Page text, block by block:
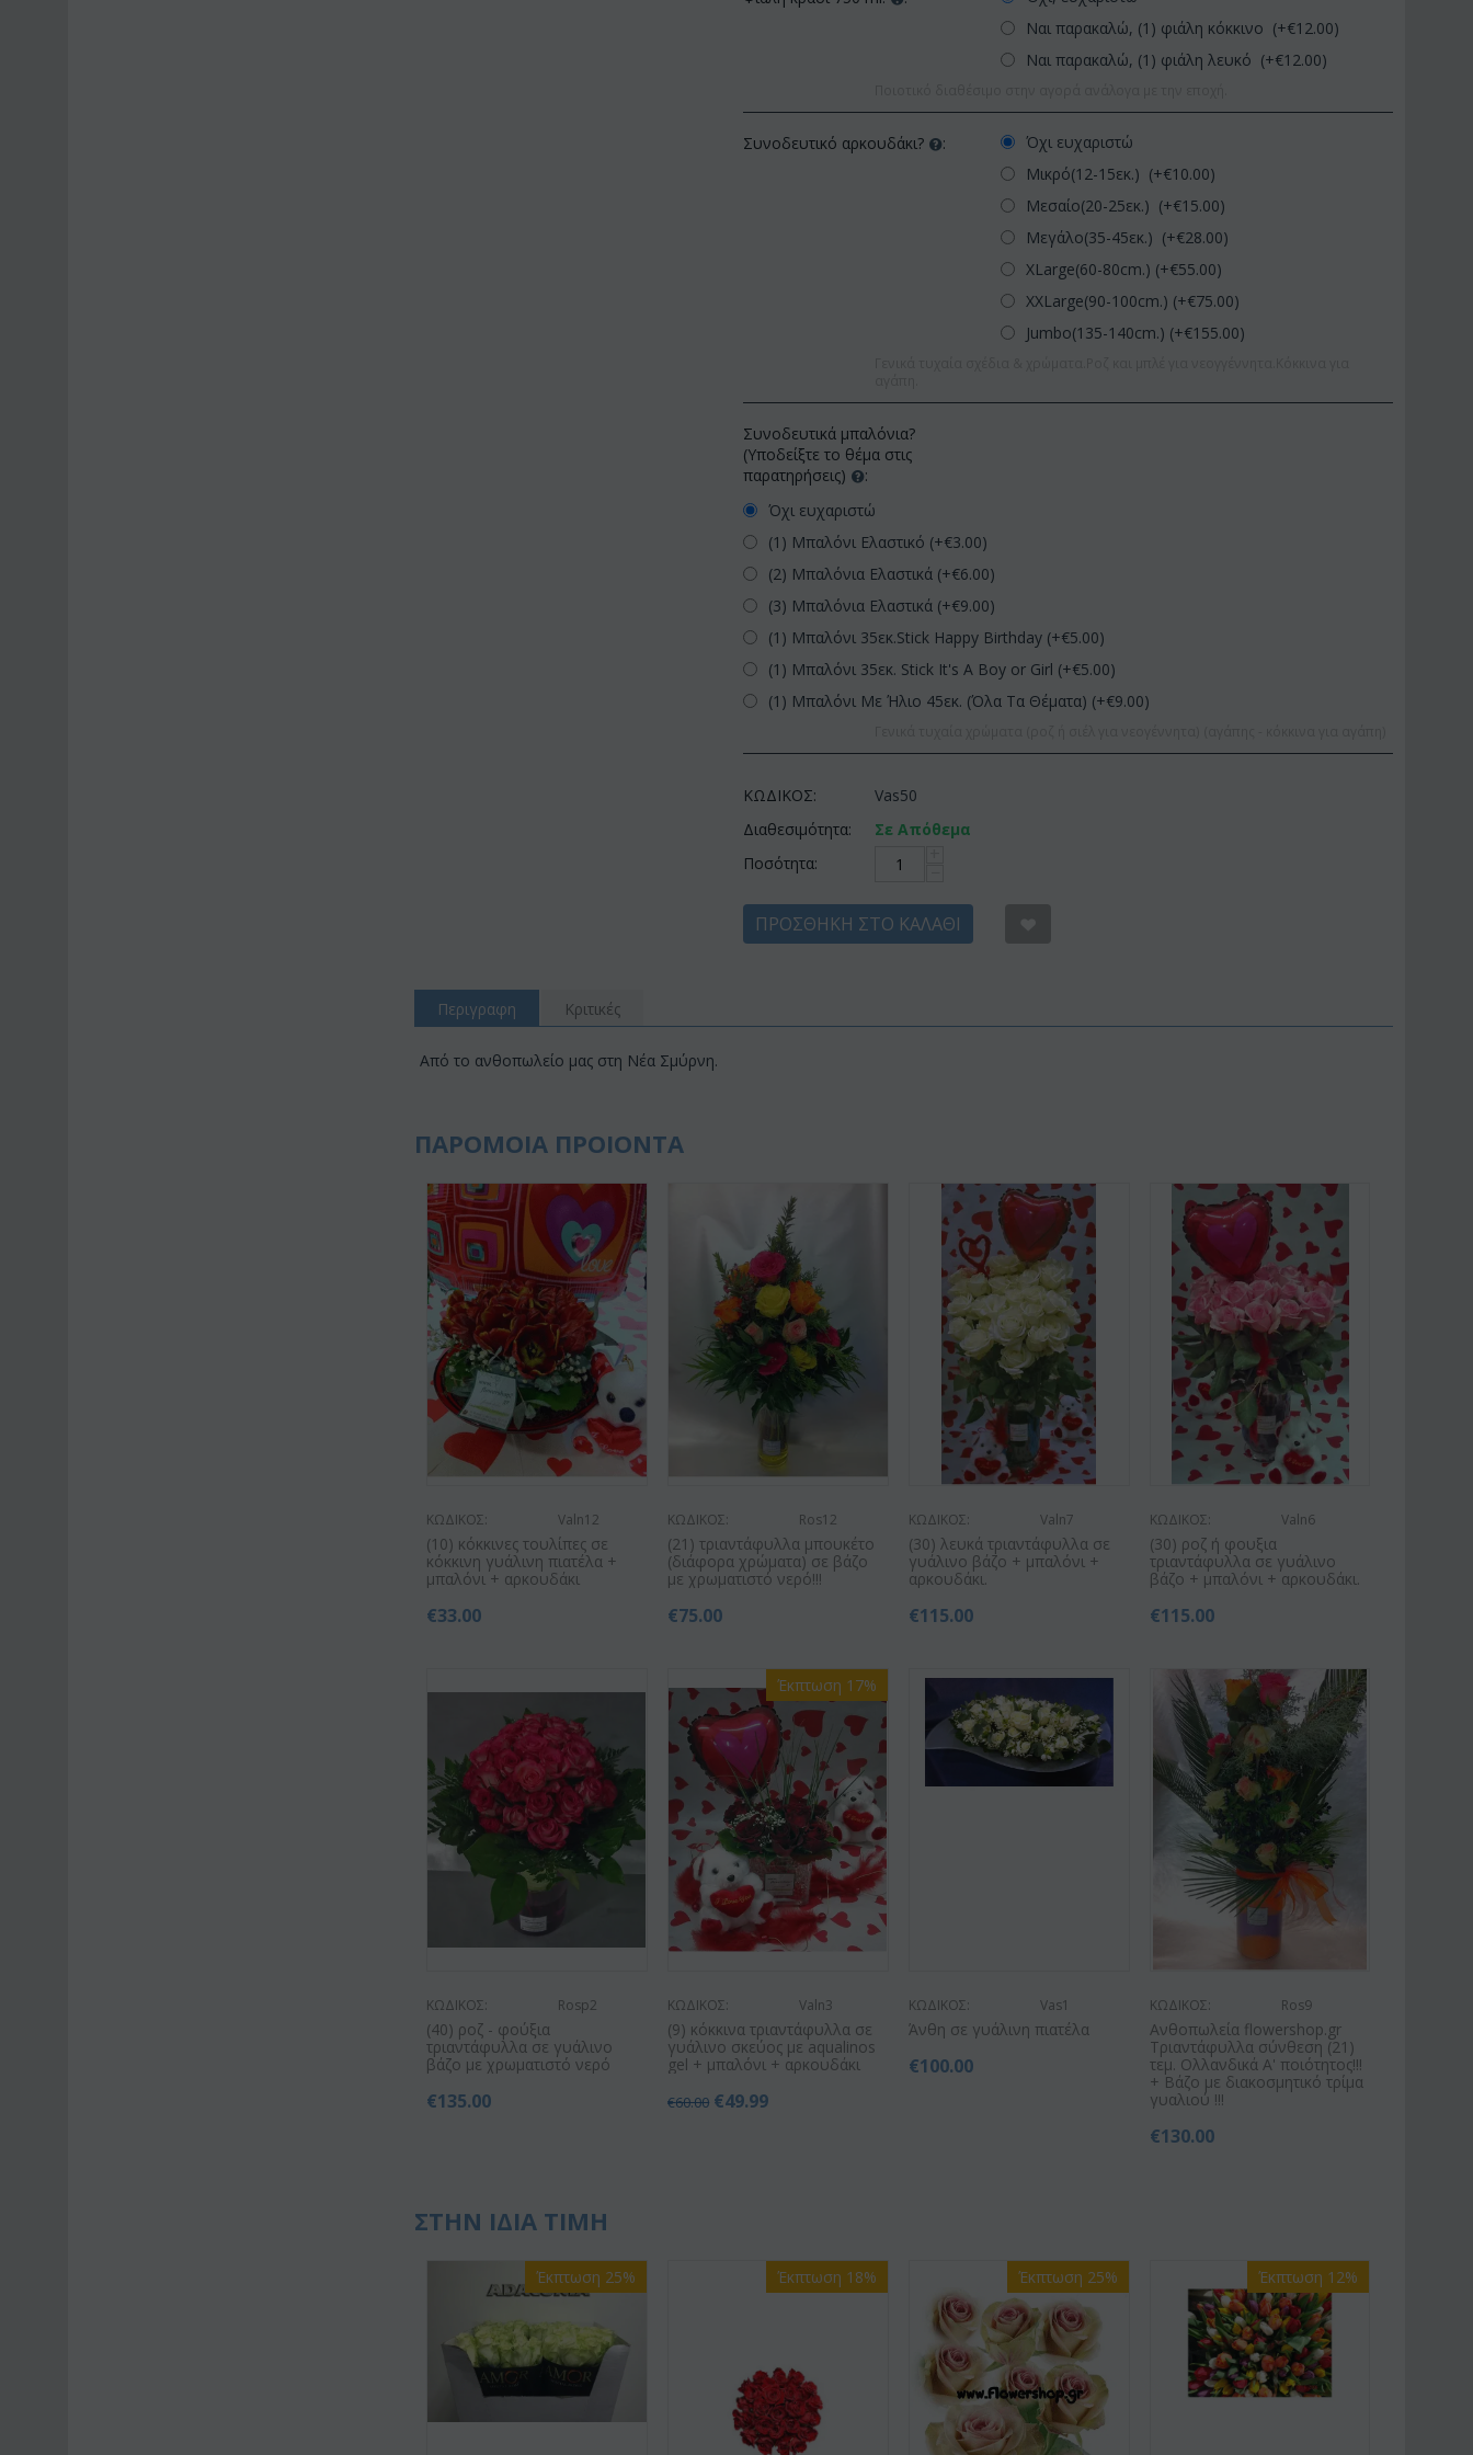
Ναι παρακαλώ, (1) φιάλη κόκκινο (+€12.00)
Ναι παρακαλώ, (1) φιάλη λευκό (+€12.00)
Συνοδευτικό αρκουδάκι? :
Όχι ευχαριστώ
Μικρό(12-15εκ.) (+€10.00)
Μεσαίο(20-25εκ.) (+€15.00)
Μεγάλο(35-45εκ.) (+€28.00)
XLarge(60-80cm.) (+€55.00)
XXLarge(90-100cm.) (+€75.00)
Jumbo(135-140cm.) (+€155.00)
Συνοδευτικά μπαλόνια?
(Υποδείξτε το θέμα στις
παρατηρήσεις)
:
Όχι ευχαριστώ
(1) Μπαλόνι Ελαστικό (+€3.00)
(2) Μπαλόνια Ελαστικά (+€6.00)
(3) Μπαλόνια Ελαστικά (+€9.00)
(1) Μπαλόνι 35εκ.Stick Happy Birthday (+€5.00)
(1) Μπαλόνι 35εκ. Stick It's A Boy or Girl (+€5.00)
(1) Μπαλόνι Με Ήλιο 45εκ. (Όλα Τα Θέματα) (+€9.00)
ΚΩΔΙΚΟΣ:
Vas50
Διαθεσιμότητα:
Σε Απόθεμα
Ποσότητα:
ΠΡΟΣΘΉΚΗ ΣΤΟ ΚΑΛΆΘΙ
Περιγραφη Κριτικές
Από το ανθοπωλείο μας στη Νέα Σμύρνη.
ΠΑΡΟΜΟΙΑ ΠΡΟΙΟΝΤΑ
ΚΩΔΙΚΟΣ: Valn12
(10) κόκκινες τουλίπες σε
κόκκινη γυάλινη πιατέλα +
μπαλόνι + αρκουδάκι
€33.00
ΚΩΔΙΚΟΣ: Ros12
(21) τριαντάφυλλα μπουκέτο
(διάφορα χρώματα) σε βάζο
με χρωματιστό νερό!!!
€75.00
ΚΩΔΙΚΟΣ: Valn7
(30) λευκά τριαντάφυλλα σε
γυάλινο βάζο + μπαλόνι +
αρκουδάκι.
€115.00
ΚΩΔΙΚΟΣ: Valn6
(30) ροζ ή φουξια
τριαντάφυλλα σε γυάλινο
βάζο + μπαλόνι + αρκουδάκι.
€115.00
ΚΩΔΙΚΟΣ: Rosp2
(40) ροζ - φούξια
τριαντάφυλλα σε γυάλινο
βάζο με χρωματιστό νερό
€135.00
Έκπτωση 17%
ΚΩΔΙΚΟΣ: Valn3
(9) κόκκινα τριαντάφυλλα σε
γυάλινο σκεύος με aqualinos
gel + μπαλόνι + αρκουδάκι
€60.00 €49.99
ΚΩΔΙΚΟΣ: Vas1
Άνθη σε γυάλινη πιατέλα
€100.00
ΚΩΔΙΚΟΣ: Ros9
Ανθοπωλεία flowershop.gr
Τριαντάφυλλα σύνθεση (21)
τεμ. Ολλανδικά Α' ποιότητος!!!
+ Βάζο με διακοσμητικό τρίμα
γυαλιού !!!
€130.00
ΣΤΗΝ ΙΔΙΑ ΤΙΜΗ
Έκπτωση 25% Έκπτωση 18% Έκπτωση 25% Έκπτωση 12%